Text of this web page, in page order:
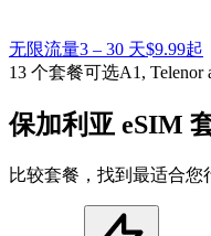
无限流量3 – 30 天$9.99起
13 个套餐可选A1, Telenor
保加利亚 eSIM
比较套餐，找到最适合您